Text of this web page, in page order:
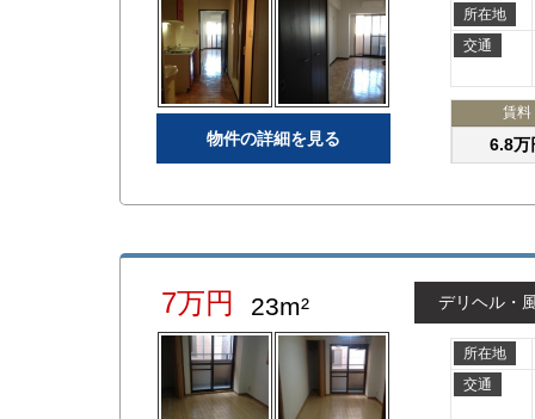
物件の詳細を見る
所在地
交通
賃料
6.8万
7万円 23m² デリヘル・
所在地
交通